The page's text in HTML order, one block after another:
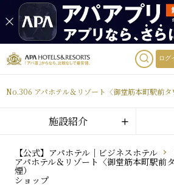
ログ
No.306 アパホテル＆リゾート〈御堂筋本町駅前タ
施設紹介
【公式】アパホテル｜ビジネスホテル
アパホテル＆リゾート〈御堂筋本町駅前
煙）
ショップ